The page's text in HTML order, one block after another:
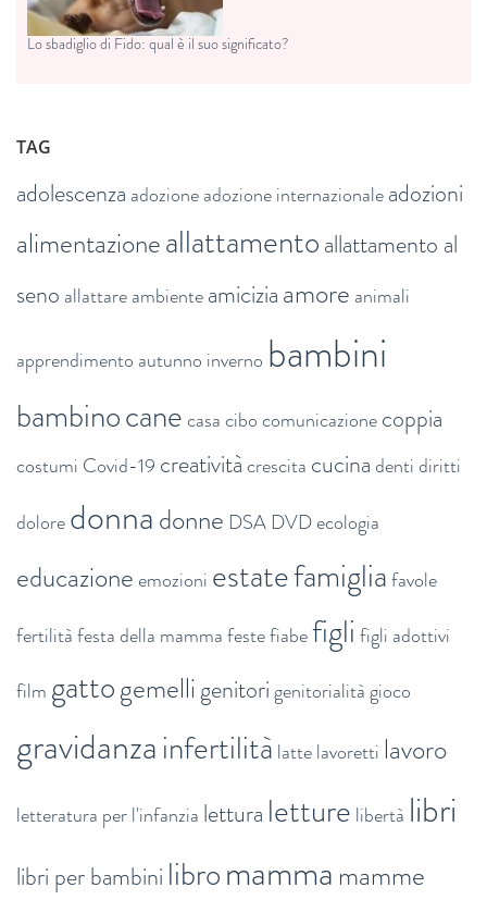
Lo sbadiglio di Fido: qual è il suo significato?
TAG
adolescenza adozioneadozione internazionaleadozioni
alimentazioneallattamentoallattamento al
seno allattareambienteamiciziaamore animali
apprendimento autunno inverno bambini
bambinocanecasacibocomunicazionecoppia
costumi Covid-19 creativitàcrescita cucinadentidiritti
doloredonnadonne DSA DVDecologia
educazioneemozioni estatefamigliafavole
fertilitàfesta della mammafestefiabefigli figli adottivi
film gattogemelligenitorigenitorialitàgioco
gravidanzainfertilità lattelavoretti lavoro
letteratura per l'infanzia lettura letture libertà libri
libri per bambini libromamma mamme